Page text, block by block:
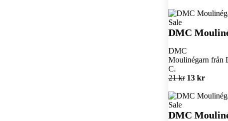
Sale
DMC
DMC
Moulinégarn från
C.
21 kr 13 kr
Sale
DMC